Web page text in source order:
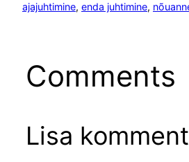
ajajuhtimine, enda juhtimine,
Comments
Lisa